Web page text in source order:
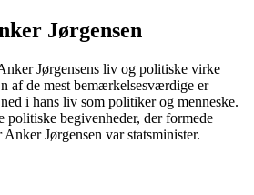
Jørgensen
Jørgensens liv og politiske virke
af de mest bemærkelsesværdige er
i hans liv som politiker og menneske.
politiske begivenheder, der formede
Jørgensen var statsminister.